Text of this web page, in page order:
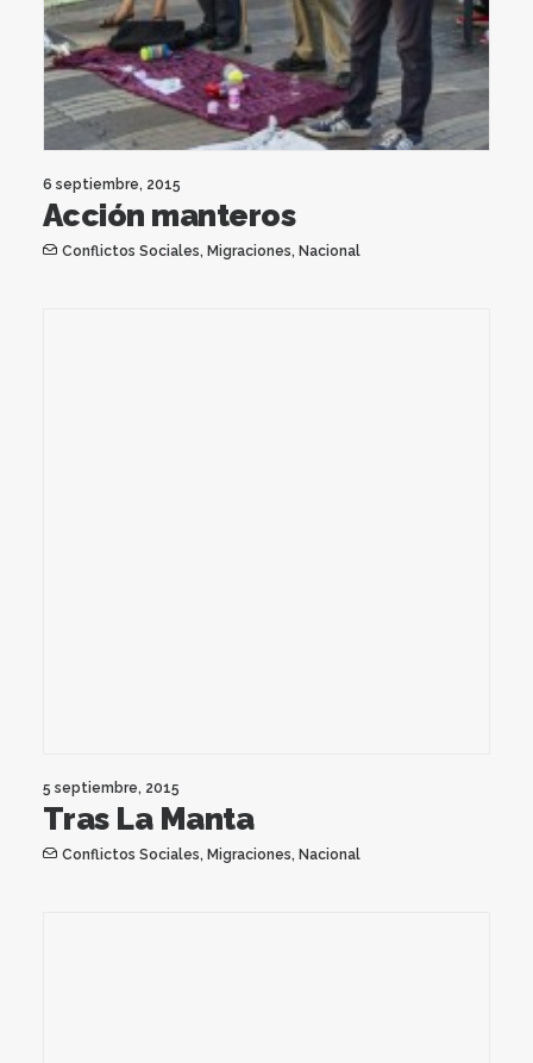
6 septiembre, 2015
Acción manteros
Conflictos Sociales, Migraciones, Nacional
5 septiembre, 2015
Tras La Manta
Conflictos Sociales, Migraciones, Nacional